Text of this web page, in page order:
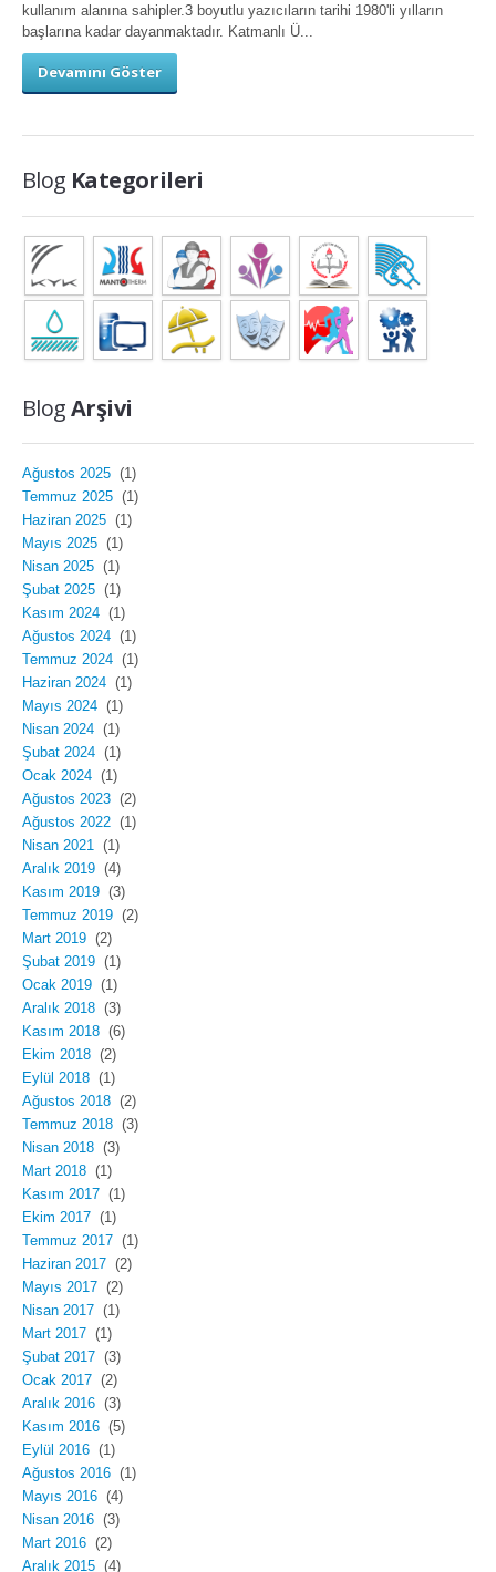
kullanım alanına sahipler.3 boyutlu yazıcıların tarihi 1980'li yılların
başlarına kadar dayanmaktadır. Katmanlı Ü...
Devamını Göster
Blog Kategorileri
BlogArşivi
Ağustos 2025 (1)
Temmuz 2025 (1)
Haziran 2025 (1)
Mayıs 2025 (1)
Nisan 2025 (1)
Şubat 2025 (1)
Kasım 2024 (1)
Ağustos 2024 (1)
Temmuz 2024 (1)
Haziran 2024 (1)
Mayıs 2024 (1)
Nisan 2024 (1)
Şubat 2024 (1)
Ocak 2024 (1)
Ağustos 2023 (2)
Ağustos 2022 (1)
Nisan 2021 (1)
Aralık 2019 (4)
Kasım 2019 (3)
Temmuz 2019 (2)
Mart 2019 (2)
Şubat 2019 (1)
Ocak 2019 (1)
Aralık 2018 (3)
Kasım 2018 (6)
Ekim 2018 (2)
Eylül 2018 (1)
Ağustos 2018 (2)
Temmuz 2018 (3)
Nisan 2018 (3)
Mart 2018 (1)
Kasım 2017 (1)
Ekim 2017 (1)
Temmuz 2017 (1)
Haziran 2017 (2)
Mayıs 2017 (2)
Nisan 2017 (1)
Mart 2017 (1)
Şubat 2017 (3)
Ocak 2017 (2)
Aralık 2016 (3)
Kasım 2016 (5)
Eylül 2016 (1)
Ağustos 2016 (1)
Mayıs 2016 (4)
Nisan 2016 (3)
Mart 2016 (2)
Aralık 2015 (4)